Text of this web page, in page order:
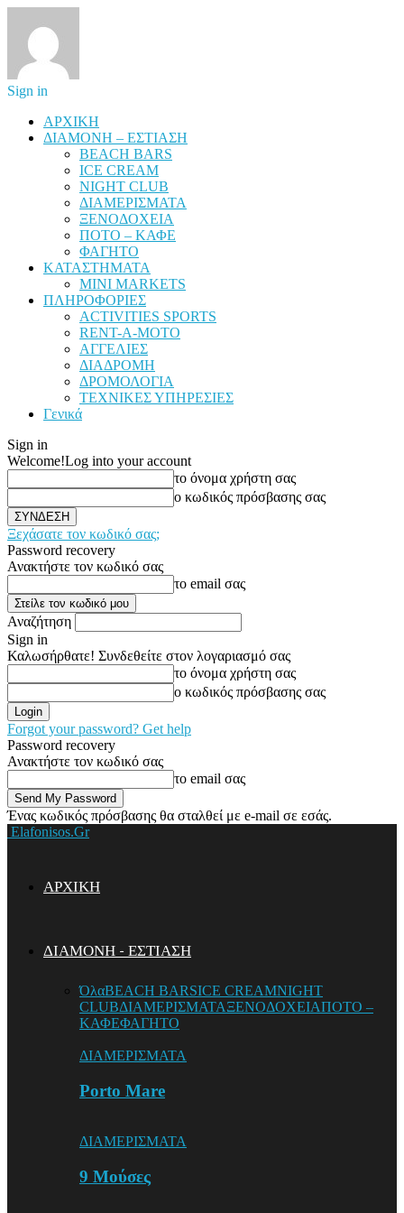
Sign in
ΑΡΧΙΚΗ
ΔΙΑΜΟΝΗ – ΕΣΤΙΑΣΗ
BEACH BARS
ICE CREAM
NIGHT CLUB
ΔΙΑΜΕΡΙΣΜΑΤΑ
ΞΕΝΟΔΟΧΕΙΑ
ΠΟΤΟ – ΚΑΦΕ
ΦΑΓΗΤΟ
ΚΑΤΑΣΤΗΜΑΤΑ
MINI MARKETS
ΠΛΗΡΟΦΟΡΙΕΣ
ACTIVITIES SPORTS
RENT-A-MOTO
ΑΓΓΕΛΙΕΣ
ΔΙΑΔΡΟΜΗ
ΔΡΟΜΟΛΟΓΙΑ
ΤΕΧΝΙΚΕΣ ΥΠΗΡΕΣΙΕΣ
Γενικά
Sign in
Welcome!Log into your account
το όνομα χρήστη σας
ο κωδικός πρόσβασης σας
Ξεχάσατε τον κωδικό σας;
Password recovery
Ανακτήστε τον κωδικό σας
το email σας
Αναζήτηση
Sign in
Καλωσήρθατε! Συνδεθείτε στον λογαριασμό σας
το όνομα χρήστη σας
ο κωδικός πρόσβασης σας
Forgot your password? Get help
Password recovery
Ανακτήστε τον κωδικό σας
το email σας
Ένας κωδικός πρόσβασης θα σταλθεί με e-mail σε εσάς.
Elafonisos.Gr
ΑΡΧΙΚΗ
ΔΙΑΜΟΝΗ – ΕΣΤΙΑΣΗ
ΌλαBEACH BARSICE CREAMNIGHT
CLUBΔΙΑΜΕΡΙΣΜΑΤΑΞΕΝΟΔΟΧΕΙΑΠΟΤΟ –
ΚΑΦΕΦΑΓΗΤΟ
ΔΙΑΜΕΡΙΣΜΑΤΑ
Porto Mare
ΔΙΑΜΕΡΙΣΜΑΤΑ
9 Mούσες